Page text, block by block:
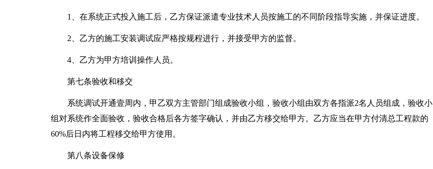
1、在系统正式投入施工后，乙方保证派遣专业技术人员按施工的不同阶段指导实施，并保证进度。
2、乙方的施工安装调试应严格按规程进行，并接受甲方的监督。
4、乙方为甲方培训操作人员。
第七条验收和移交
系统调试开通壹周内，甲乙双方主管部门组成验收小组，验收小组由双方各指派2名人员组成，验收小
组对系统作全面验收，验收合格后各方签字确认，并由乙方移交给甲方。乙方应当在甲方付清总工程款的
60%后日内将工程移交给甲方使用。
第八条设备保修